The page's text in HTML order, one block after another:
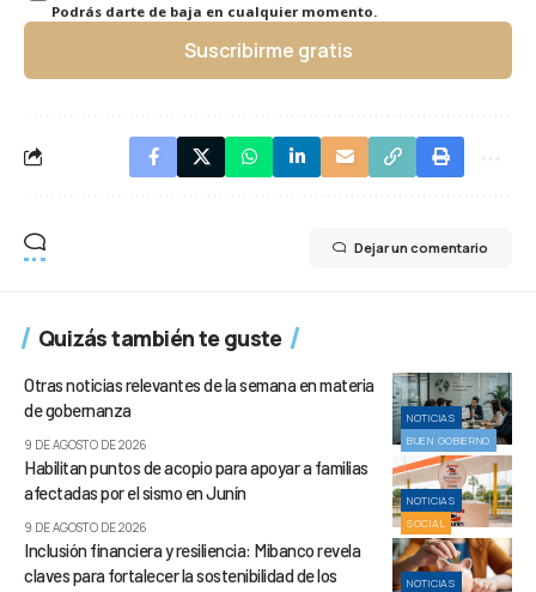
Podrás darte de baja en cualquier momento.
Suscribirme gratis
Dejar un comentario
Quizás también te guste
NOTICIAS
BUEN GOBIERNO
Otras noticias relevantes de la semana en materia
de gobernanza
9 DE AGOSTO DE 2026
NOTICIAS
SOCIAL
Habilitan puntos de acopio para apoyar a familias
afectadas por el sismo en Junín
9 DE AGOSTO DE 2026
NOTICIAS
Inclusión financiera y resiliencia: Mibanco revela
claves para fortalecer la sostenibilidad de los